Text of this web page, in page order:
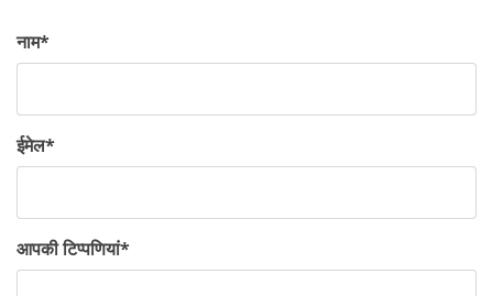
नाम*
ईमेल*
आपकी टिप्पणियां*